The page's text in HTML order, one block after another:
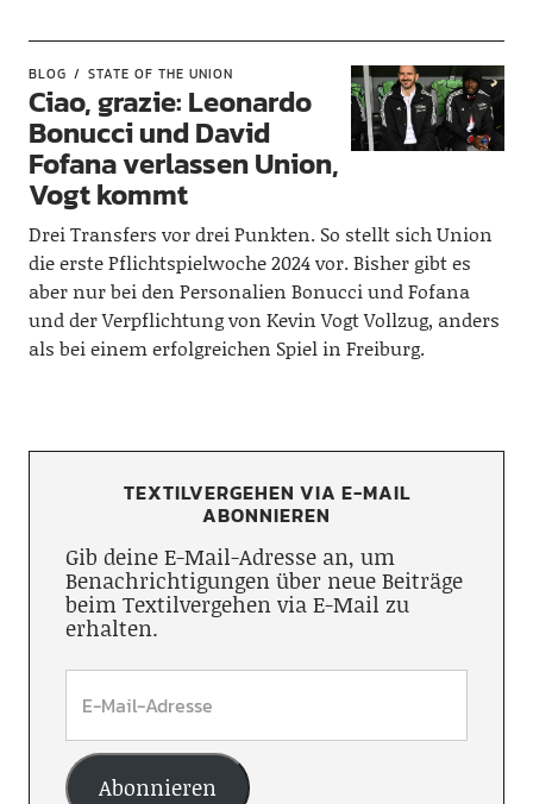
BLOG STATE OF THE UNION
Ciao, grazie: Leonardo
Bonucci und David
Fofana verlassen Union,
Vogt kommt
Drei Transfers vor drei Punkten. So stellt sich Union
die erste Pflichtspielwoche 2024 vor. Bisher gibt es
aber nur bei den Personalien Bonucci und Fofana
und der Verpflichtung von Kevin Vogt Vollzug, anders
als bei einem erfolgreichen Spiel in Freiburg.
TEXTILVERGEHEN VIA E-MAIL
ABONNIEREN
Gib deine E-Mail-Adresse an, um
Benachrichtigungen über neue Beiträge
beim Textilvergehen via E-Mail zu
erhalten.
Abonnieren